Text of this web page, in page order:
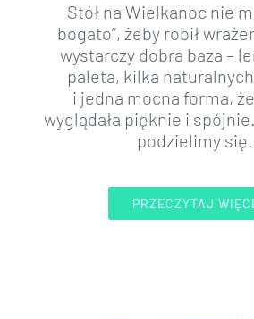
Stół na Wielkanoc nie
bogato”, żeby robił
wystarczy dobra baza –
paleta, kilka
i jedna mocna forma,
wyglądała pięknie i
podzielimy
PRZECZYTAJ